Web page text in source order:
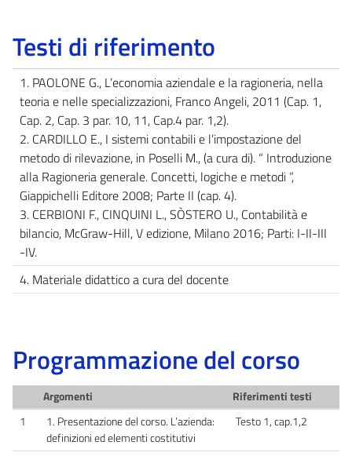
Testi di riferimento
1. PAOLONE G., L’economia aziendale e la ragioneria, nella
teoria e nelle specializzazioni, Franco Angeli, 2011 (Cap. 1,
Cap. 2, Cap. 3 par. 10, 11, Cap.4 par. 1,2).
2. CARDILLO E., I sistemi contabili e l’impostazione del
metodo di rilevazione, in Poselli M., (a cura di). “ Introduzione
alla Ragioneria generale. Concetti, logiche e metodi ”,
Giappichelli Editore 2008; Parte II (cap. 4).
3. CERBIONI F., CINQUINI L., SÒSTERO U., Contabilità e
bilancio, McGraw-Hill, V edizione, Milano 2016; Parti: I-II-III
-IV.
4. Materiale didattico a cura del docente
Programmazione del corso
Argomenti
Riferimenti testi
1
1. Presentazione del corso. L’azienda:
definizioni ed elementi costitutivi
Testo 1, cap.1,2